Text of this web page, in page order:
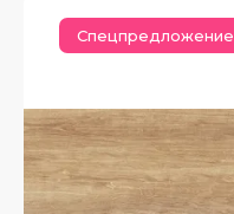
Спецпредложение